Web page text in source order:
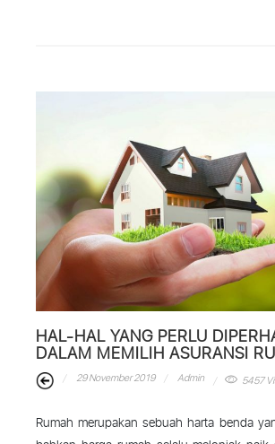
HAL-HAL YANG PERLU
DALAM MEMILIH ASURANSI
29 November 2019 Admin 5457
Rumah merupakan sebuah harta benda